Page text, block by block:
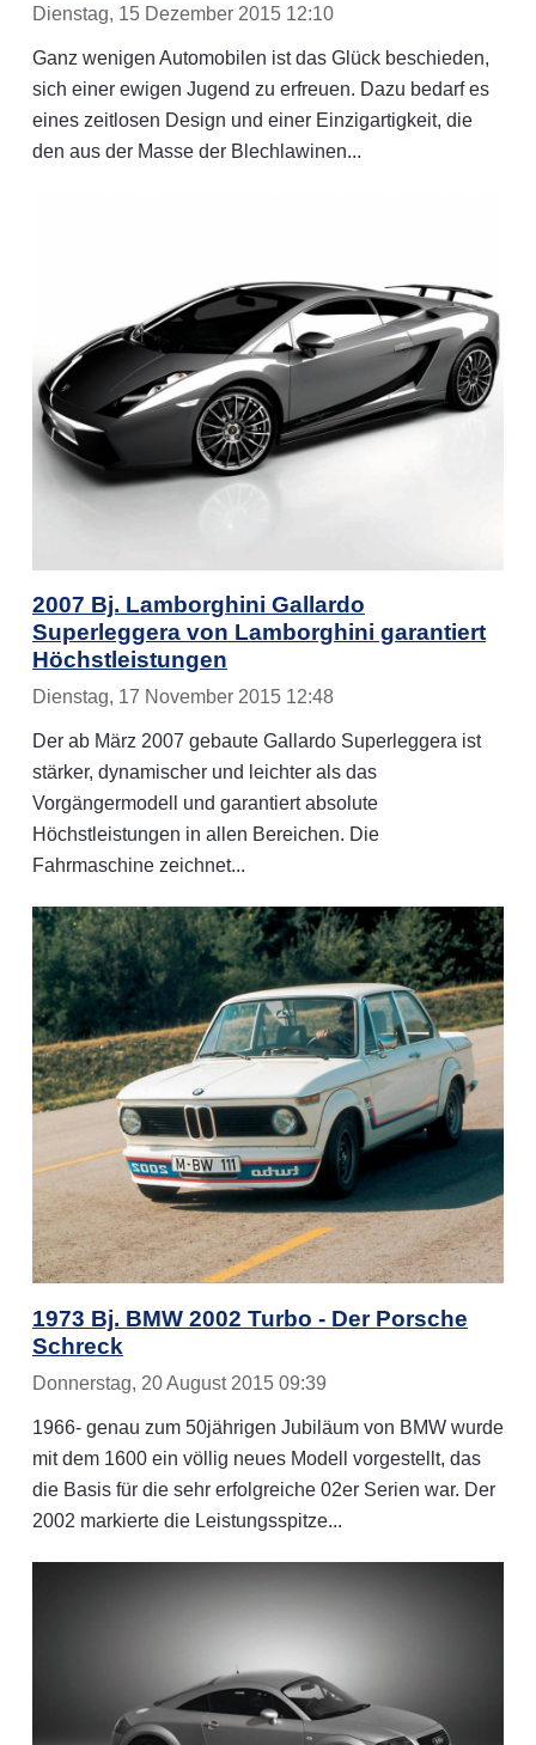
Dienstag, 15 Dezember 2015 12:10
Ganz wenigen Automobilen ist das Glück beschieden,
sich einer ewigen Jugend zu erfreuen. Dazu bedarf es
eines zeitlosen Design und einer Einzigartigkeit, die
den aus der Masse der Blechlawinen...
2007 Bj. Lamborghini Gallardo
Superleggera von Lamborghini garantiert
Höchstleistungen
Dienstag, 17 November 2015 12:48
Der ab März 2007 gebaute Gallardo Superleggera ist
stärker, dynamischer und leichter als das
Vorgängermodell und garantiert absolute
Höchstleistungen in allen Bereichen. Die
Fahrmaschine zeichnet...
1973 Bj. BMW 2002 Turbo - Der Porsche
Schreck
Donnerstag, 20 August 2015 09:39
1966- genau zum 50jährigen Jubiläum von BMW wurde
mit dem 1600 ein völlig neues Modell vorgestellt, das
die Basis für die sehr erfolgreiche 02er Serien war. Der
2002 markierte die Leistungsspitze...